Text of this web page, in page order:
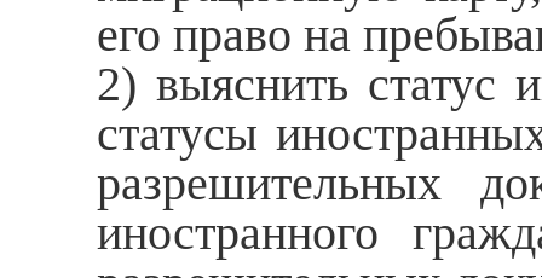
его право на
2) выяснить статус
статусы
разрешительных
иностранного